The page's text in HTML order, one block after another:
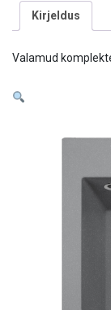
Kirjeldus
Valamud